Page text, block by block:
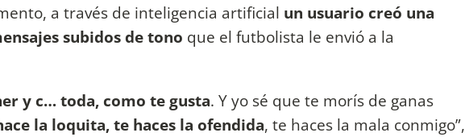
a través de inteligencia artificial un usuario creó una
subidos de tono que el futbolista le envió a la
y c… toda, como te gusta. Y yo sé que te morís de ganas
la loquita, te haces la ofendida, te haces la mala conmigo”,